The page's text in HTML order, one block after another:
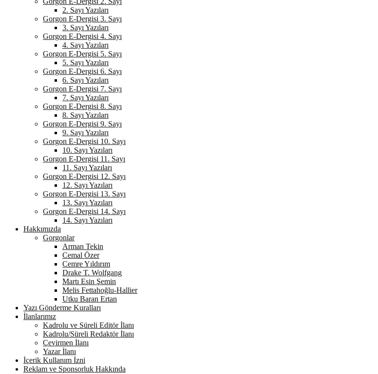
2. Sayı Yazıları
Gorgon E-Dergisi 3. Sayı
3. Sayı Yazıları
Gorgon E-Dergisi 4. Sayı
4. Sayı Yazıları
Gorgon E-Dergisi 5. Sayı
5. Sayı Yazıları
Gorgon E-Dergisi 6. Sayı
6. Sayı Yazıları
Gorgon E-Dergisi 7. Sayı
7. Sayı Yazıları
Gorgon E-Dergisi 8. Sayı
8. Sayı Yazıları
Gorgon E-Dergisi 9. Sayı
9. Sayı Yazıları
Gorgon E-Dergisi 10. Sayı
10. Sayı Yazıları
Gorgon E-Dergisi 11. Sayı
11. Sayı Yazıları
Gorgon E-Dergisi 12. Sayı
12. Sayı Yazıları
Gorgon E-Dergisi 13. Sayı
13. Sayı Yazıları
Gorgon E-Dergisi 14. Sayı
14. Sayı Yazıları
Hakkımızda
Gorgonlar
Arman Tekin
Cemal Özer
Cemre Yıldırım
Drake T. Wolfgang
Martı Esin Şemin
Melis Fettahoğlu-Hallier
Utku Baran Ertan
Yazı Gönderme Kuralları
İlanlarımız
Kadrolu ve Süreli Editör İlanı
Kadrolu/Süreli Redaktör İlanı
Çevirmen İlanı
Yazar İlanı
İçerik Kullanım İzni
Reklam ve Sponsorluk Hakkında